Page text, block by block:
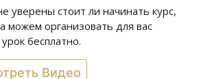
уверены стоит ли начинать курс,
можем организовать для вас
бесплатно.
Видео